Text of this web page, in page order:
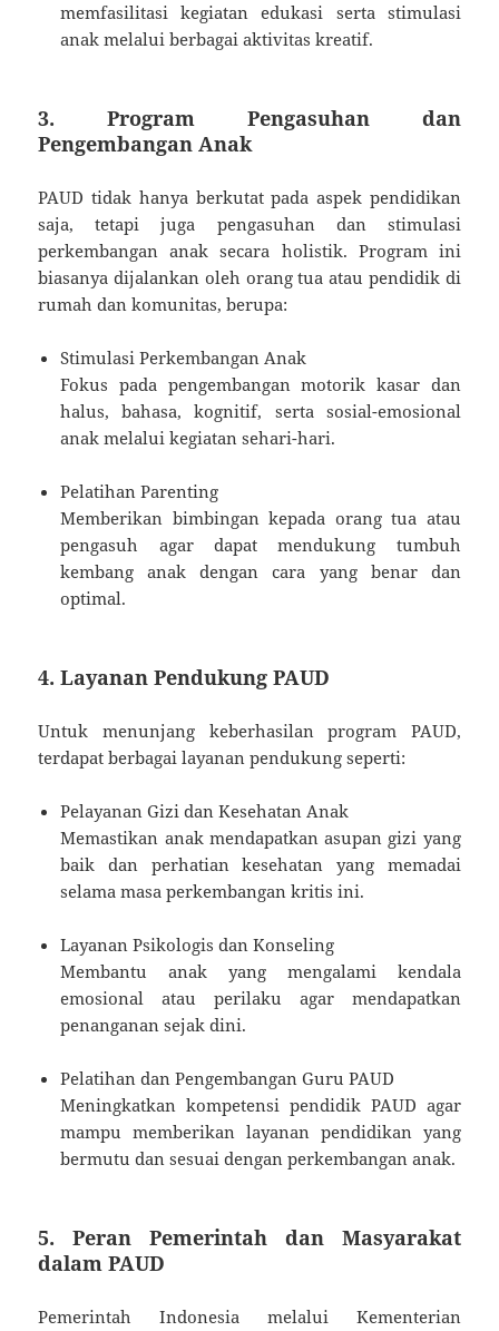
memfasilitasi kegiatan edukasi serta stimulasi
anak melalui berbagai aktivitas kreatif.
3. Program Pengasuhan dan
Pengembangan Anak
PAUD tidak hanya berkutat pada aspek pendidikan
saja, tetapi juga pengasuhan dan stimulasi
perkembangan anak secara holistik. Program ini
biasanya dijalankan oleh orang tua atau pendidik di
rumah dan komunitas, berupa:
Stimulasi Perkembangan Anak
Fokus pada pengembangan motorik kasar dan
halus, bahasa, kognitif, serta sosial-emosional
anak melalui kegiatan sehari-hari.
Pelatihan Parenting
Memberikan bimbingan kepada orang tua atau
pengasuh agar dapat mendukung tumbuh
kembang anak dengan cara yang benar dan
optimal.
4. Layanan Pendukung PAUD
Untuk menunjang keberhasilan program PAUD,
terdapat berbagai layanan pendukung seperti:
Pelayanan Gizi dan Kesehatan Anak
Memastikan anak mendapatkan asupan gizi yang
baik dan perhatian kesehatan yang memadai
selama masa perkembangan kritis ini.
Layanan Psikologis dan Konseling
Membantu anak yang mengalami kendala
emosional atau perilaku agar mendapatkan
penanganan sejak dini.
Pelatihan dan Pengembangan Guru PAUD
Meningkatkan kompetensi pendidik PAUD agar
mampu memberikan layanan pendidikan yang
bermutu dan sesuai dengan perkembangan anak.
5. Peran Pemerintah dan Masyarakat
dalam PAUD
Pemerintah Indonesia melalui Kementerian